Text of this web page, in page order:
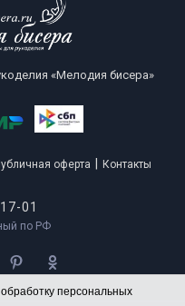
персональных
«Мелодия бисера»
оферта Контакты
01
по РФ